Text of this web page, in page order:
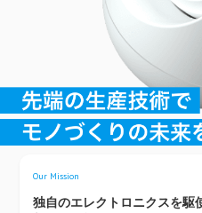
Our Mission
独自のエレクトロニクスを駆